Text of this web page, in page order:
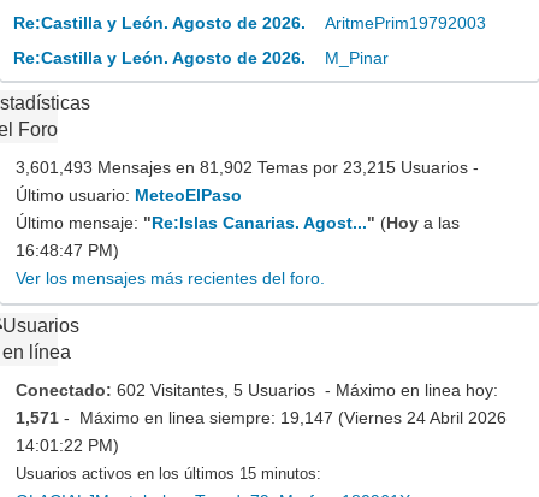
Re:Castilla y León. Agosto de 2026.
AritmePrim19792003
Re:Castilla y León. Agosto de 2026.
M_Pinar
Foro
3,601,493 Mensajes en 81,902 Temas por 23,215 Usuarios -
Último usuario: MeteoElPaso
Último mensaje: "Re:Islas Canarias. Agost..." (Hoy a las
16:48:47 PM)
Ver los mensajes más recientes del foro.
Usuarios
en línea
Conectado: 602 Visitantes, 5 Usuarios - Máximo en linea hoy:
1,571 - Máximo en linea siempre: 19,147 (Viernes 24 Abril 2026
14:01:22 PM)
Usuarios activos en los últimos 15 minutos: